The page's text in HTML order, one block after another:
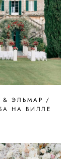
& ЭЛЬМАР /
НА ВИЛЛЕ